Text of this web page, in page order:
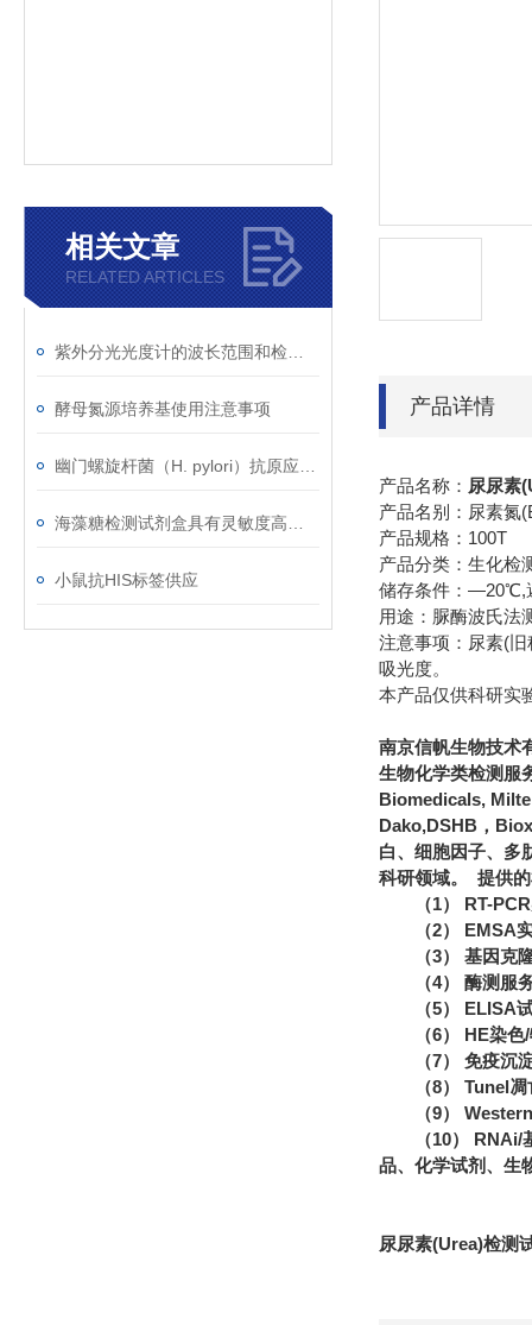
相关文章
RELATED ARTICLES
酵母氮源培养基使用注意事项
小鼠抗HIS标签供应
产品详情
产品名称： 尿尿素
产品名别：尿素氮
产品规格：100T
产品分类：生化检
储存条件：—20℃,
用途：脲酶波氏法
注意事项：尿素(
吸光度。
本产品仅供科研实
南京信帆生物技术
生物化学类检测服
Biomedicals,
Dako,DSHB，
白、细胞因子、多
科研领域。 提供
（1） RT-
（2） EMSA
（3） 基因克
（4） 酶测服
（5） ELISA
（6） HE染
（7） 免疫沉
（8） Tunel
（9）
（10）
品、化学试剂、生
尿尿素(Urea)检测